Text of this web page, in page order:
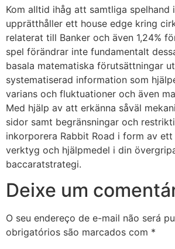
giriş
Panel
Kom alltid ihåg att samtliga spelhand
upprätthåller ett house edge kring
relaterat till Banker och även 1,24%
spel förändrar inte fundamentalt
basala matematiska förutsättningar
systematiserad information som
varians och fluktuationer och även
Med hjälp av att erkänna såväl
sidor samt begränsningar och
inkorporera Rabbit Road i form av
verktyg och hjälpmedel i din
baccaratstrategi.
Deixe um
O seu endereço de e-mail não será
obrigatórios são marcados com *